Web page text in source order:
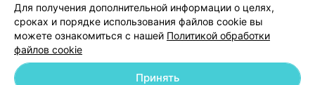
Для получения дополнительной информации о целях,
сроках и порядке использования файлов cookie вы
можете ознакомиться с нашей Политикой обработки
файлов cookie
Принять